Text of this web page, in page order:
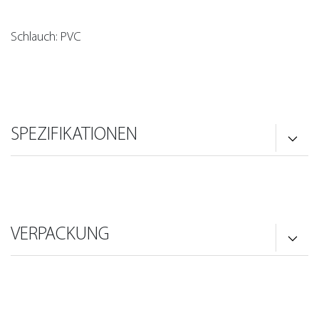
Schlauch: PVC
SPEZIFIKATIONEN
VERPACKUNG